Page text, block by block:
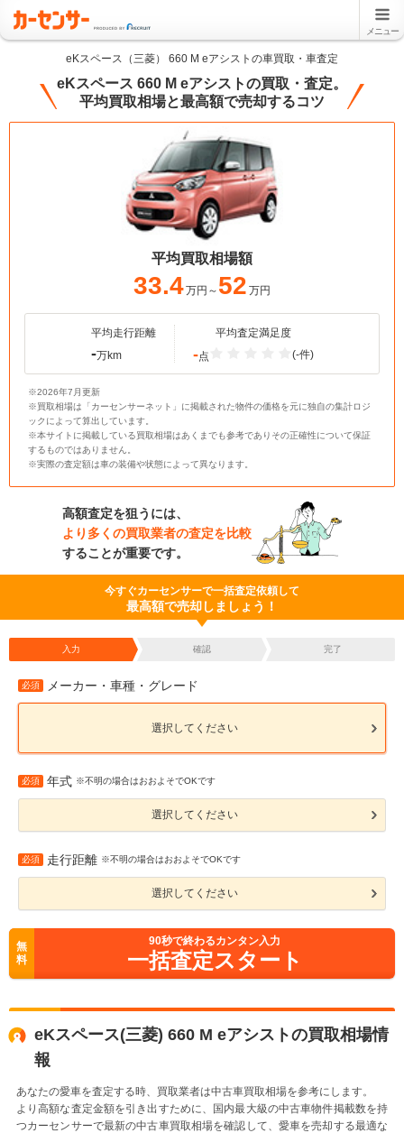
メニュー
eKスペース（三菱） 660 M eアシストの車買取・車査定
eKスペース 660 M eアシストの買取・査定。
平均買取相場と最高額で売却するコツ
平均買取相場額
33.4万円～ 52 万円
平均走行距離
-万km
平均査定満足度
-点 (-件)
※2026年7月更新
※買取相場は「カーセンサーネット」に掲載された物件の価格を元に独自の集計ロジ
ックによって算出しています。
※本サイトに掲載している買取相場はあくまでも参考でありその正確性について保証
するものではありません。
※実際の査定額は車の装備や状態によって異なります。
高額査定を狙うには、
より多くの買取業者の査定を比較
することが重要です。
今すぐカーセンサーで一括査定依頼して
最高額で売却しましょう！
入力 確認 完了
必須 メーカー・車種・グレード
選択してください
必須 年式 ※不明の場合はおおよそでOKです
選択してください
必須 走行距離 ※不明の場合はおおよそでOKです
選択してください
無
料
90秒で終わるカンタン入力
一括査定スタート
eKスペース(三菱) 660 M eアシストの買取相場情
報
あなたの愛車を査定する時、買取業者は中古車買取相場を参考にします。
より高額な査定金額を引き出すために、国内最大級の中古車物件掲載数を持
つカーセンサーで最新の中古車買取相場を確認して、愛車を売却する最適な